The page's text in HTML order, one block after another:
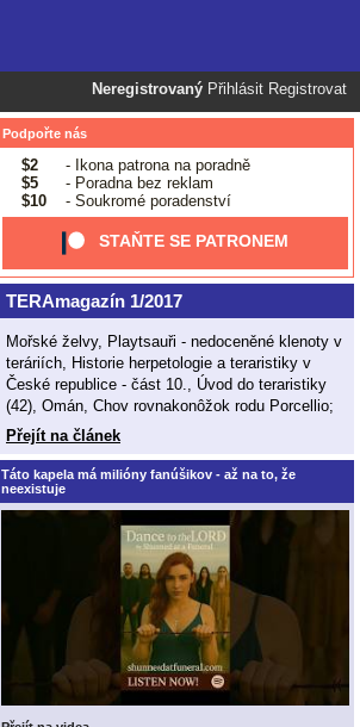
Neregistrovaný Přihlásit Registrovat
Podpořte nás
$2
- Ikona patrona na poradně
$5
- Poradna bez reklam
$10
- Soukromé poradenství
STAŇTE SE PATRONEM
TERAmagazín 1/2017
Mořské želvy, Playtsauři - nedoceněné klenoty v
teráriích, Historie herpetologie a teraristiky v
České republice - část 10., Úvod do teraristiky
(42), Omán, Chov rovnakonôžok rodu Porcellio;
Přejít na článek
Táto kapela má milióny fanúšikov - až na to, že
neexistuje